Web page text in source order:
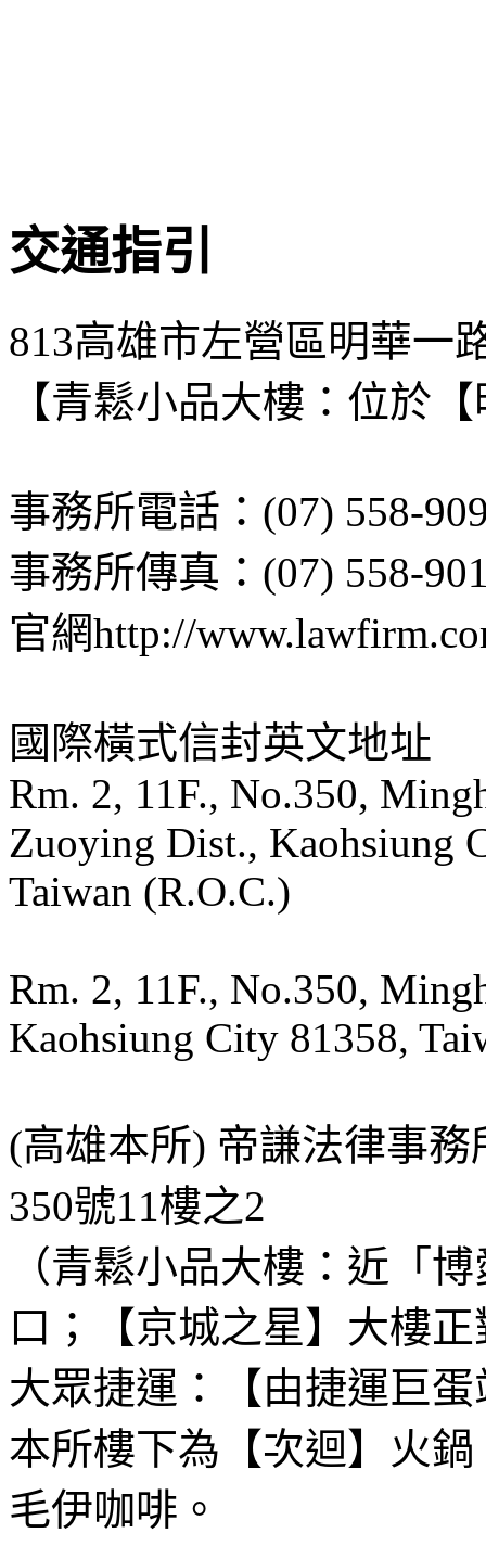
交通指引
813高雄市左營區明華一
【青鬆小品大樓：位於
事務所電話：(07) 558-
事務所傳真：(07) 558-
官網http://
國際橫式信封英文地址
Rm. 2, 11F., No.350,
Zuoying Dist., Kaohsiung
Taiwan (R.O.C.)
Rm. 2, 11F., No.350,
Kaohsiung City 81358,
(高雄本所) 帝謙法律事
350號11樓之2
（青鬆小品大樓：近「
口；【京城之星】大樓
大眾捷運：【由捷運巨
本所樓下為【次迴】火
毛伊咖啡。